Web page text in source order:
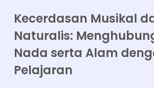
Kecerdasan Musikal
Naturalis:
Nada serta Alam
Pelajaran